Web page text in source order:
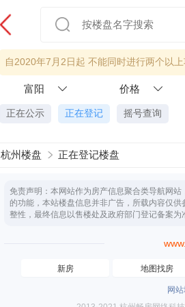
自2020年7月2日起 不能同时进行两个以
富阳 价格
正在公示 正在登记 摇号查询
杭州楼盘 正在登记楼盘
免责声明：本网站作为房产信息聚合类导航网
的功能，本站楼盘信息并非广告，所载内容仅
整性，最终信息以售楼处及政府部门登记备案为
新房 地图找房
网